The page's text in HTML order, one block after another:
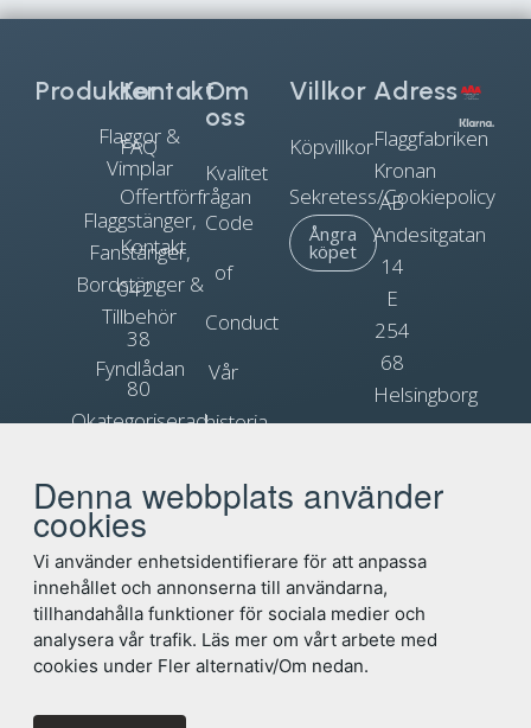
Denna webbplats använder
cookies
Vi använder enhetsidentifierare för att anpassa
innehållet och annonserna till användarna,
tillhandahålla funktioner för sociala medier och
analysera vår trafik. Läs mer om vårt arbete med
cookies under Fler alternativ/Om nedan.
Adress
Flaggfabriken
Kronan
AB
Andesitgatan
14
E
254
68
Helsingborg
0897
Kontakt
FAQ
Offertförfrågan
Kontakt
042-
38
80
info@flagga.com
Om
oss
Kvalitet
Code
of
Conduct
Vår
historia
Flaggregler
Villkor
Köpvillkor
Sekretess/Cookiepolicy
Ångra
köpet
Produkter
Flaggor &
Vimplar
Flaggstänger,
Fanstänger,
Bordstänger &
Tillbehör
Fyndlådan
Okategoriserad